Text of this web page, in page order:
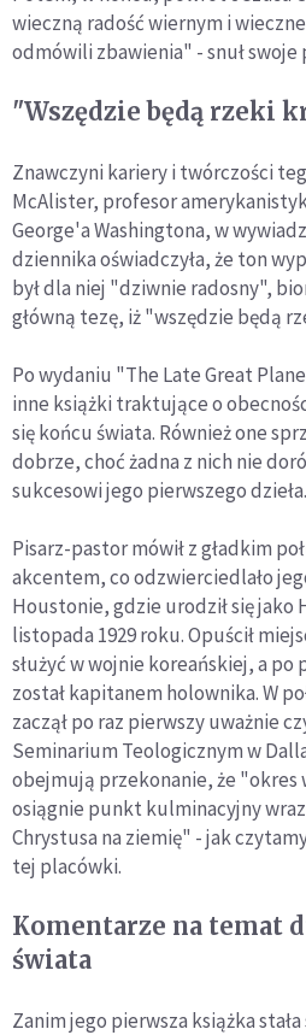
wieczną radość wiernym i
odmówili zbawienia" - snuł swoje
"Wszędzie będą rzeki
Znawczyni kariery i twórczości
McAlister, profesor
George'a Washingtona, w
dziennika oświadczyła, że ton
był dla niej "dziwnie radosny",
główną tezę, iż "wszędzie będą
Po wydaniu "The Late Great
inne książki traktujące o
się końcu świata. Również one
dobrze, choć żadna z nich nie
sukcesowi jego pierwszego dzieła.
Pisarz-pastor mówił z gładkim
akcentem, co odzwierciedlało
Houstonie, gdzie urodził się jako
listopada 1929 roku. Opuścił
służyć w wojnie koreańskiej, a
został kapitanem holownika. W
zaczął po raz pierwszy uważnie
Seminarium Teologicznym w
obejmują przekonanie, że "okres
osiągnie punkt kulminacyjny
Chrystusa na ziemię" - jak
tej placówki.
Komentarze na temat
świata
Zanim jego pierwsza książka